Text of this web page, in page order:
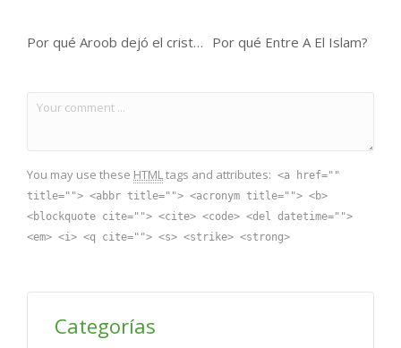
Por qué Aroob dejó el cristianismo y abrazo el islam? Por qué Entre A El Islam?
You may use these HTMLtags and attributes: <a href=""
title=""> <abbr title=""> <acronym title=""> <b>
<blockquote cite=""> <cite> <code> <del datetime="">
<em> <i> <q cite=""> <s> <strike> <strong>
Categorías